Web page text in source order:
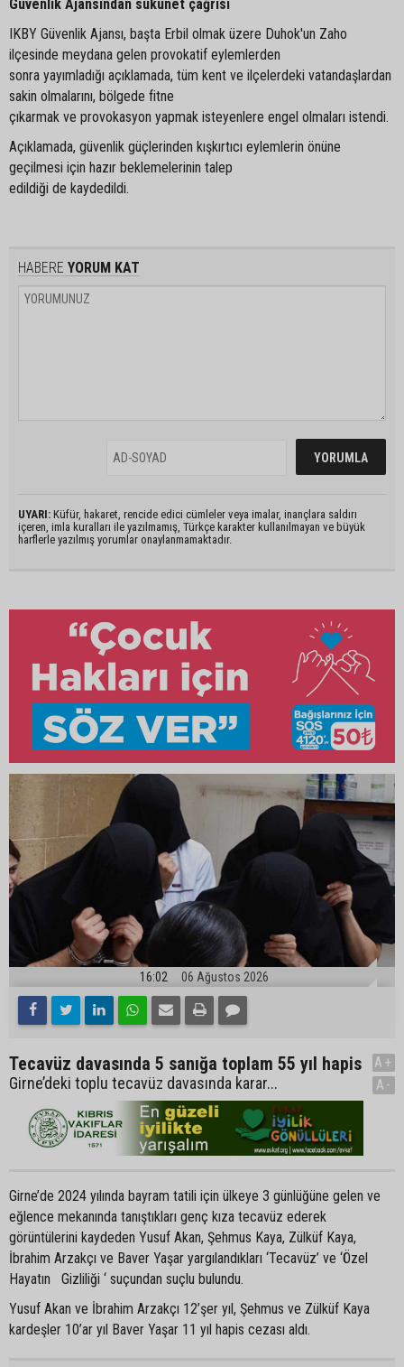
Güvenlik Ajansından sükunet çağrısı
IKBY Güvenlik Ajansı, başta Erbil olmak üzere Duhok'un Zaho
ilçesinde meydana gelen provokatif eylemlerden
sonra yayımladığı açıklamada, tüm kent ve ilçelerdeki vatandaşlardan
sakin olmalarını, bölgede fitne
çıkarmak ve provokasyon yapmak isteyenlere engel olmaları istendi.
Açıklamada, güvenlik güçlerinden kışkırtıcı eylemlerin önüne
geçilmesi için hazır beklemelerinin talep
edildiği de kaydedildi.
HABERE YORUM KAT
UYARI: Küfür, hakaret, rencide edici cümleler veya imalar, inançlara saldırı
içeren, imla kuralları ile yazılmamış, Türkçe karakter kullanılmayan ve büyük
harflerle yazılmış yorumlar onaylanmamaktadır.
16:02 06 Ağustos 2026
Tecavüz davasında 5 sanığa toplam 55 yıl hapis
Girne’deki toplu tecavüz davasında karar...
A+
A-
Girne’de 2024 yılında bayram tatili için ülkeye 3 günlüğüne gelen ve
eğlence mekanında tanıştıkları genç kıza tecavüz ederek
görüntülerini kaydeden Yusuf Akan, Şehmus Kaya, Zülküf Kaya,
İbrahim Arzakçı ve Baver Yaşar yargılandıkları ‘Tecavüz’ ve ‘Özel
Hayatın Gizliliği ‘ suçundan suçlu bulundu.
Yusuf Akan ve İbrahim Arzakçı 12’şer yıl, Şehmus ve Zülküf Kaya
kardeşler 10’ar yıl Baver Yaşar 11 yıl hapis cezası aldı.